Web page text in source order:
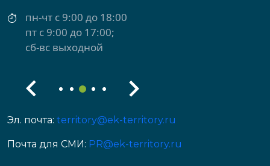
пн-чт с 9:00 до 18:00
пт с 9:00 до 17:00
сб-вс выходной
Эл. почта: territory@ek-territory.ru
Почта для СМИ: PR@ek-territory.ru